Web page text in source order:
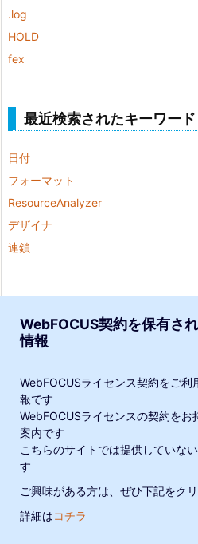
.log
HOLD
fex
最近検索されたキーワード
日付
フォーマット
ResourceAnalyzer
デザイナ
連鎖
Sのセルフサービス機
WebFOCUS最新
進化し続けるWebFO ...
ホーム
当サイトでは、利便性向上や閲覧の追
ビスによりCookieが使用されています
WebFOCUS契約を保有さ
情報
WebFOCUSライセンス契約をご利
報です
WebFOCUSライセンスの契約をお
案内です
こちらのサイトでは提供していな
す
ご興味がある方は、ぜひ下記をクリ
詳細はコチラ